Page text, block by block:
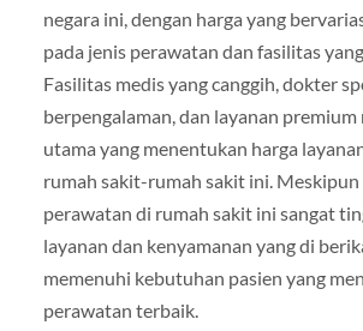
negara ini, dengan harga yang
pada jenis perawatan dan fasilitas
Fasilitas medis yang canggih, dokter
berpengalaman, dan layanan
utama yang menentukan harga
rumah sakit-rumah sakit ini. Meskipun
perawatan di rumah sakit ini sangat
layanan dan kenyamanan yang di
memenuhi kebutuhan pasien yang
perawatan terbaik.